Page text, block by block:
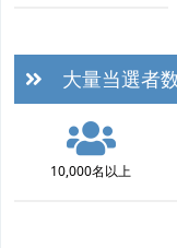
大量当選者
10,000名以上